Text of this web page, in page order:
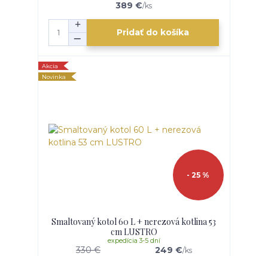
389 €/ks
Pridať do košíka
Akcia
Novinka
- 25 %
Smaltovaný kotol 60 L + nerezová kotlina 53
cm LUSTRO
330 € 249 €/ks
expedícia 3-5 dní